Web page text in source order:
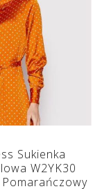
Sukienka
W2YK30